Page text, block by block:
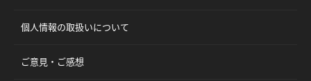
個人情報の取扱いについて
ご意見・ご感想